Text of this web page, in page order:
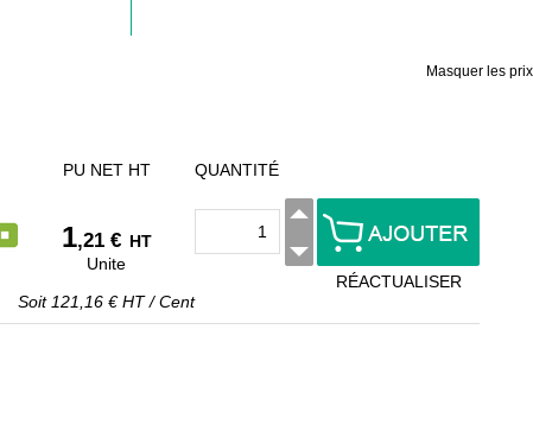
Masquer les prix
PU NET HT
1,21 € HT
Unite
Soit 121,16 € HT/Cent
QUANTITÉ
RÉACTUALISER